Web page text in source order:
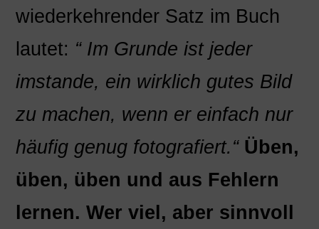
wiederkehrender Satz im Buch
lautet: “ Im Grunde ist jeder
imstande, ein wirklich gutes Bild
zu machen, wenn er einfach nur
häufig genug fotografiert.“ Üben,
üben, üben und aus Fehlern
lernen. Wer viel, aber sinnvoll